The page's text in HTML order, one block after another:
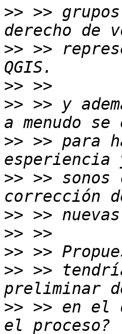
>> >>
>> >>
>>
>> >> y
>> >> para
>> >>
>>
>>
>>
>> >>
>> >> en el